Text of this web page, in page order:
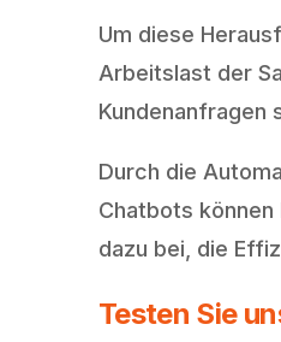
Um diese
Arbeitslast der
Kundenanfragen
Durch die
Chatbots
dazu bei, die
Testen Sie